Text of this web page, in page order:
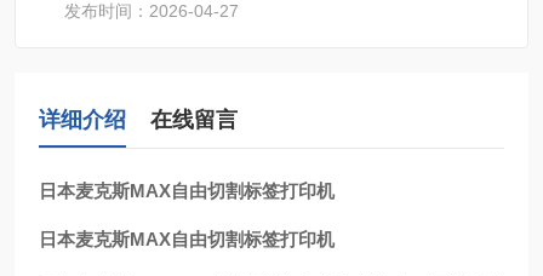
发布时间：2026-04-27
详细介绍 在线留言
日本麦克斯MAX自由切割标签打印机
日本麦克斯MAX自由切割标签打印机